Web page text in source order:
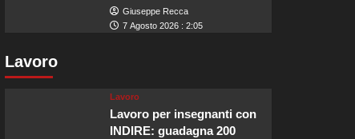
Giuseppe Recca
7 Agosto 2026 : 2:05
Lavoro
Lavoro
Lavoro per insegnanti con
INDIRE: guadagna 200